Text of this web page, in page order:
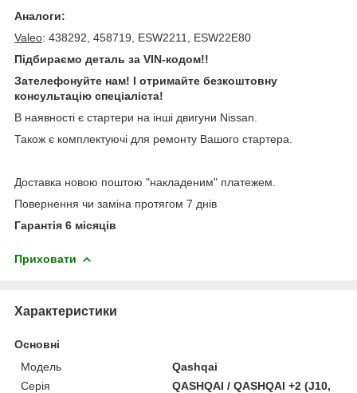
Аналоги:
Valeo: 438292, 458719, ESW2211, ESW22E80
Підбираємо деталь за VIN-кодом!!
Зателефонуйте нам! І отримайте безкоштовну
консультацію спеціаліста!
В наявності є стартери на інші двигуни Nissan.
Також є комплектуючі для ремонту Вашого стартера.
Доставка новою поштою "накладеним" платежем.
Повернення чи заміна протягом 7 днів
Гарантія 6 місяців
Приховати
Характеристики
Основні
Модель
Qashqai
Серія
QASHQAI / QASHQAI +2 (J10,